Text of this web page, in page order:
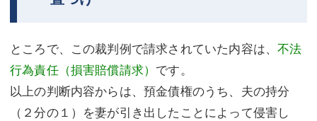
ところで、この裁判例で請求されていた内容は、不法
行為責任（損害賠償請求） です。
以上の判断内容からは、預金債権のうち、夫の持分
（２分の１）を妻が引き出したことによって侵害し